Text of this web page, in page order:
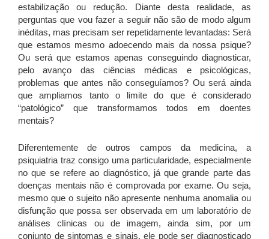
estabilização ou redução. Diante desta realidade, as
perguntas que vou fazer a seguir não são de modo algum
inéditas, mas precisam ser repetidamente levantadas: Será
que estamos mesmo adoecendo mais da nossa psique?
Ou será que estamos apenas conseguindo diagnosticar,
pelo avanço das ciências médicas e psicológicas,
problemas que antes não conseguíamos? Ou será ainda
que ampliamos tanto o limite do que é considerado
“patológico” que transformamos todos em doentes
mentais?
Diferentemente de outros campos da medicina, a
psiquiatria traz consigo uma particularidade, especialmente
no que se refere ao diagnóstico, já que grande parte das
doenças mentais não é comprovada por exame. Ou seja,
mesmo que o sujeito não apresente nenhuma anomalia ou
disfunção que possa ser observada em um laboratório de
análises clínicas ou de imagem, ainda sim, por um
conjunto de sintomas e sinais, ele pode ser diagnosticado